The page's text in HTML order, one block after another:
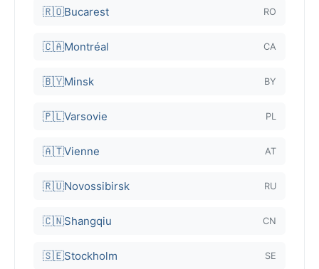
🇷🇴Bucarest RO
🇨🇦Montréal CA
🇧🇾Minsk BY
🇵🇱Varsovie PL
🇦🇹Vienne AT
🇷🇺Novossibirsk RU
🇨🇳Shangqiu CN
🇸🇪Stockholm SE